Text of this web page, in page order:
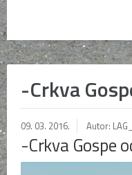
-Crkva
09. 03. 2016. Autor:
-Crkva Gospe